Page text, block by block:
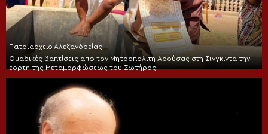
Πατριαρχείο Αλεξανδρείας
Ομαδικές βαπτίσεις από τον Μητροπολίτη Αρούσας στη Σινγκίντα την
εορτή της Μεταμορφώσεως του Σωτήρος